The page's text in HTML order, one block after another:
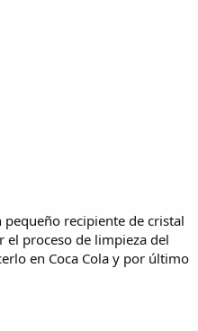
recipiente de cristal
el proceso de limpieza del
en Coca Cola y por último